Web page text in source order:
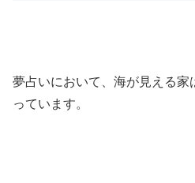
夢占いにおいて、海が見える
っています。